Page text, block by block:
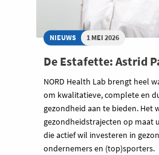
NIEUWS 1 MEI 2026
De Estafette: Astrid
NORD Health Lab brengt heel
om kwalitatieve, complete en
gezondheid aan te bieden. Het
gezondheidstrajecten op maat
die actief wil investeren in
ondernemers en (top)sporters.